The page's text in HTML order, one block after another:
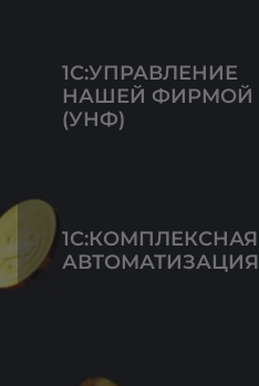
1С:УПРАВЛЕНИЕ
НАШЕЙ ФИРМОЙ
(УНФ)
1С:КОМПЛЕКСНАЯ
АВТОМАТИЗАЦИЯ